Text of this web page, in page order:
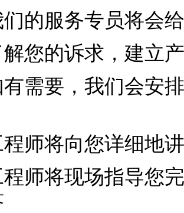
服务专员将会给
的诉求，建立产
要，我们会安排
将向您详细地讲
将现场指导您完